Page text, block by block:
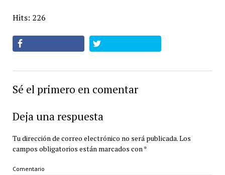
Hits: 226
Sé el primero en comentar
Deja una respuesta
Tu dirección de correo electrónico no será publicada.Los
campos obligatorios están marcados con*
Comentario